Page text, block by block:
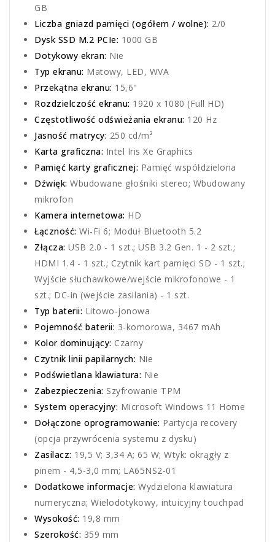
GB
Liczba gniazd pamięci (ogółem / wolne): 2/0
Dysk SSD M.2 PCIe: 1000 GB
Dotykowy ekran: Nie
Typ ekranu: Matowy, LED, WVA
Przekątna ekranu: 15,6"
Rozdzielczość ekranu: 1920 x 1080 (Full HD)
Częstotliwość odświeżania ekranu: 120 Hz
Jasność matrycy: 250 cd/m²
Karta graficzna: Intel Iris Xe Graphics
Pamięć karty graficznej: Pamięć współdzielona
Dźwięk: Wbudowane głośniki stereo; Wbudowany
mikrofon
Kamera internetowa: HD
Łączność: Wi-Fi 6; Moduł Bluetooth 5.2
Złącza: USB 2.0 - 1 szt.; USB 3.2 Gen. 1 - 2 szt.;
HDMI 1.4 - 1 szt.; Czytnik kart pamięci SD - 1 szt.;
Wyjście słuchawkowe/wejście mikrofonowe - 1
szt.; DC-in (wejście zasilania) - 1 szt.
Typ baterii: Litowo-jonowa
Pojemność baterii: 3-komorowa, 3467 mAh
Kolor dominujący: Czarny
Czytnik linii papilarnych: Nie
Podświetlana klawiatura: Nie
Zabezpieczenia: Szyfrowanie TPM
System operacyjny: Microsoft Windows 11 Home
Dołączone oprogramowanie: Partycja recovery
(opcja przywrócenia systemu z dysku)
Zasilacz: 19,5 V; 3,34 A; 65 W; Wtyk: okrągły z
pinem - 4,5-3,0 mm; LA65NS2-01
Dodatkowe informacje: Wydzielona klawiatura
numeryczna; Wielodotykowy, intuicyjny touchpad
Wysokość: 19,8 mm
Szerokość: 359 mm